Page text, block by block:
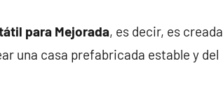
para Mejorada, es decir, es creada
una casa prefabricada estable y del